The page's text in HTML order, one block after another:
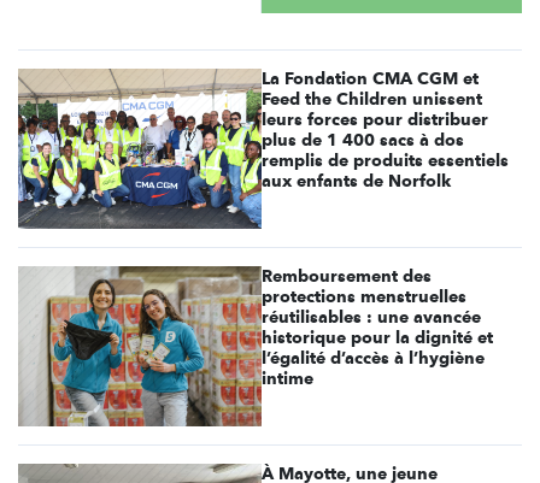
La Fondation CMA CGM et
Feed the Children unissent
leurs forces pour distribuer
plus de 1 400 sacs à dos
remplis de produits essentiels
aux enfants de Norfolk
Remboursement des
protections menstruelles
réutilisables : une avancée
historique pour la dignité et
l’égalité d’accès à l’hygiène
intime
À Mayotte, une jeune